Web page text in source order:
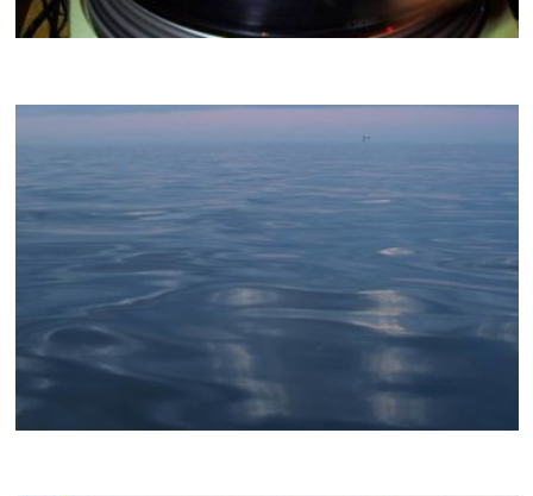
WAXIST
CRACKI MIX #31
JONAS ROTNE